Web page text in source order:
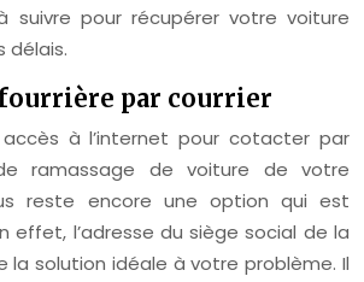
suivre pour récupérer votre voiture
délais.
par courrier
accès à l’internet pour cotacter par
ramassage de voiture de votre
reste encore une option qui est
effet, l’adresse du siège social de la
la solution idéale à votre problème. Il